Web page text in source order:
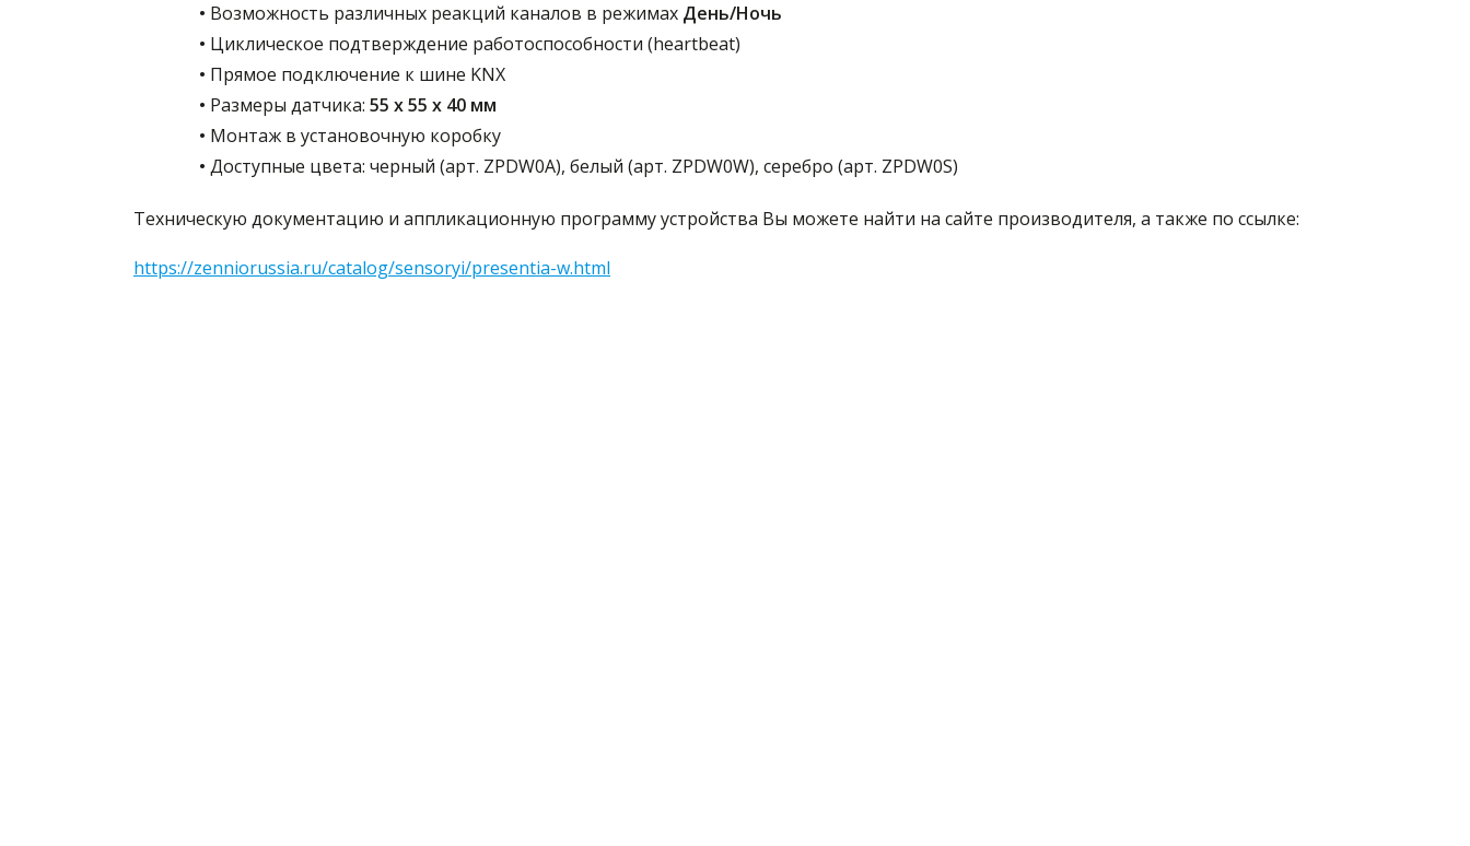
• Возможность различных реакций каналов в режимах День/Ночь
• Циклическое подтверждение работоспособности (heartbeat)
• Прямое подключение к шине KNX
• Размеры датчика: 55 x 55 x 40 мм
• Монтаж в установочную коробку
• Доступные цвета: черный (арт. ZPDW0A), белый (арт. ZPDW0W), серебро (арт. ZPDW0S)
Техническую документацию и аппликационную программу устройства Вы можете найти на сайте производителя, а также по ссылке:
https://zenniorussia.ru/catalog/sensoryi/presentia-w.html